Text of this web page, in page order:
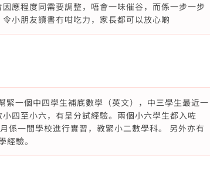
應程度同需要調整，唔會一味催谷，而係一步一步
小朋友讀書冇咁吃力，家長都可以放心啲
一個中四學生補底數學（英文），中三學生最近一
四至小六，有呈分試經驗。兩個小六學生都入咗
一間學校進行實習，教緊小二數學科。 另外亦有
驗。